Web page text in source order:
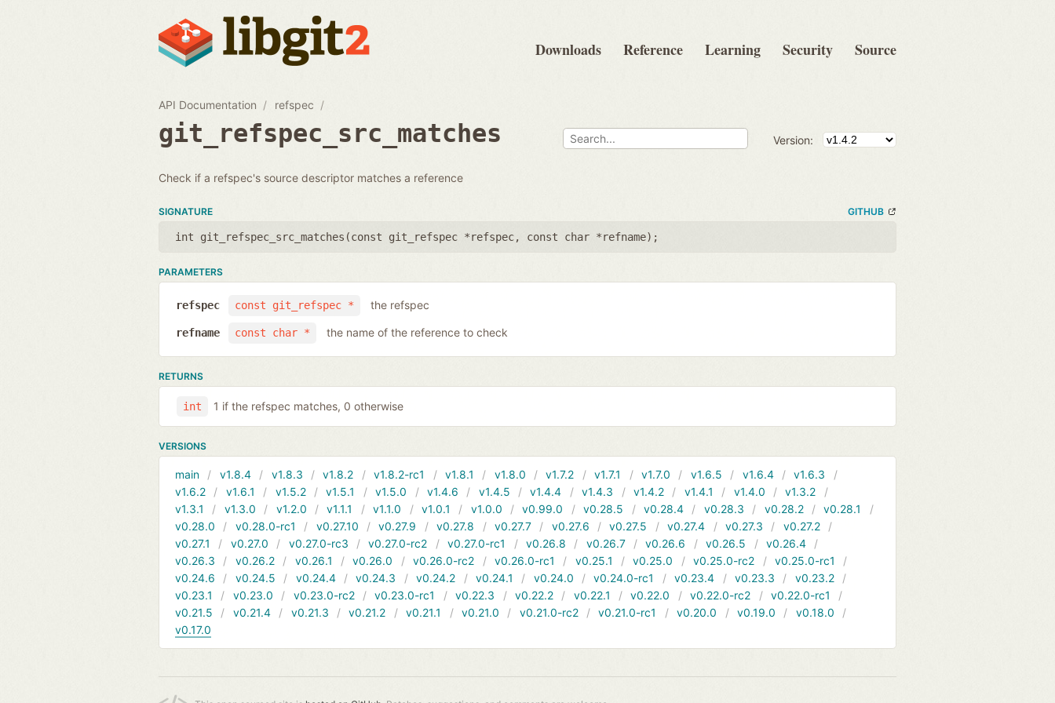
Downloads Reference Learning Security Source
API Documentation refspec
git_refspec_src_matches Version:
Check if a refspec's source descriptor matches a reference
SIGNATURE GITHUB
int git_refspec_src_matches(const git_refspec *refspec, const char *refname);
PARAMETERS
const git_refspec *
refspec the refspec
const char *
refname the name of the reference to check
RETURNS
int 1 if the refspec matches, 0 otherwise
VERSIONS
main v1.8.4 v1.8.3 v1.8.2 v1.8.2-rc1 v1.8.1 v1.8.0 v1.7.2 v1.7.1 v1.7.0 v1.6.5 v1.6.4
v1.6.3
v1.6.2
v1.6.1 v1.5.2 v1.5.1 v1.5.0 v1.4.6 v1.4.5 v1.4.4 v1.4.3 v1.4.2 v1.4.1 v1.4.0
v1.3.2
v1.3.1
v1.3.0 v1.2.0 v1.1.1 v1.1.0 v1.0.1 v1.0.0 v0.99.0 v0.28.5 v0.28.4 v0.28.3 v0.28.2
v0.28.1
v0.28.0
v0.28.0-rc1 v0.27.10 v0.27.9 v0.27.8 v0.27.7 v0.27.6 v0.27.5 v0.27.4 v0.27.3
v0.27.2
v0.27.1
v0.27.0 v0.27.0-rc3 v0.27.0-rc2 v0.27.0-rc1 v0.26.8 v0.26.7 v0.26.6 v0.26.5
v0.26.4
v0.26.3
v0.26.2 v0.26.1 v0.26.0 v0.26.0-rc2 v0.26.0-rc1 v0.25.1 v0.25.0 v0.25.0-rc2
v0.25.0-rc1
v0.24.6
v0.24.5 v0.24.4 v0.24.3 v0.24.2 v0.24.1 v0.24.0 v0.24.0-rc1 v0.23.4 v0.23.3
v0.23.2
v0.23.1
v0.23.0 v0.23.0-rc2 v0.23.0-rc1 v0.22.3 v0.22.2 v0.22.1 v0.22.0 v0.22.0-rc2
v0.22.0-rc1
v0.21.5
v0.21.4 v0.21.3 v0.21.2 v0.21.1 v0.21.0 v0.21.0-rc2 v0.21.0-rc1 v0.20.0 v0.19.0
v0.18.0
v0.17.0